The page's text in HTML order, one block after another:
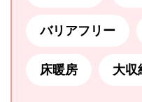
バリアフリー
床暖房 大収